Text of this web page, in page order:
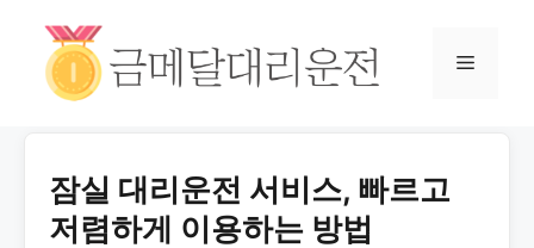
잠실 대리운전 서비스, 빠르고
저렴하게 이용하는 방법